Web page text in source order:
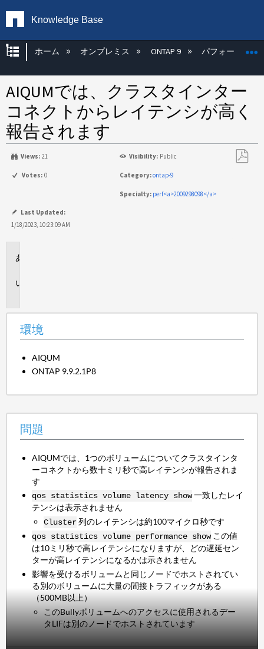
Knowledge Base
グローバル階層を展開/折りたたむ
ホーム オンプレミス ONTAP 9 パフォーマンス
AIQUMでは、クラスタインター
コネクトからレイテンシが高く
報告されます
Views: 21 Visibility: Public
Votes: 0 Category:ontap-9
Specialty: perf<a>2009298098</a>
Last Updated:
1/18/2023, 10:23:09 AM
環境
AIQUM
ONTAP 9.9.2.1P8
問題
AIQUMでは、1つのボリュームについてクラスタインタ
ーコネクトから数十ミリ秒で高レイテンシが報告されま
す
qos statistics volume latency show一致したレイ
テンシは表示されません
Cluster列のレイテンシは約100マイクロ秒です
qos statistics volume performance showこの値
は10ミリ秒で高レイテンシになりますが、どの遅延セン
ターが高レイテンシになるかは示されません
影響を受けるボリュームと同じノードでホストされてい
る別のボリュームに大量の間接トラフィックがある
（500MB以上）
このBullyボリュームへのアクセスに使用されるデー
タLIFは別のノードでホストされています